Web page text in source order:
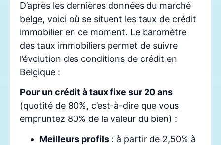
D’après les dernières données du marché
belge, voici où se situent les taux de crédit
immobilier en ce moment. Le baromètre
des taux immobiliers permet de suivre
l’évolution des conditions de crédit en
Belgique :
Pour un crédit à taux fixe sur 20 ans
(quotité de 80%, c’est-à-dire que vous
empruntez 80% de la valeur du bien) :
Meilleurs profils : à partir de 2,50% à